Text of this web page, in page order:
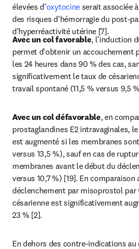
élevées d'oxytocine serait associée
des risques d'hémorragie du post-
d'hyperréactivité utérine [7].
Avec un col favorable, l'induction
permet d'obtenir un accouchement
les 24 heures dans 90 % des cas,
significativement le taux de
travail spontané (11,5 % versus 9,5
Avec un col défavorable, en
prostaglandines E2 intravaginales,
est augmenté si les membranes
versus 13,5 %), sauf en cas de
membranes avant le début du
versus 10,7 %) [19]. En comparaison
déclenchement par misoprostol par
césarienne est significativement
23 % [2].
En dehors des contre-indications